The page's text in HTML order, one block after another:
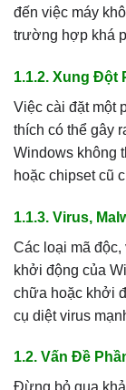
đến việc máy
trường hợp khá
1.1.2. Xung Đột
Việc cài đặt một
thích có thể gây
Windows không
hoặc chipset cũ
1.1.3. Virus,
Các loại mã độc,
khởi động của
chữa hoặc khởi
cụ diệt virus
1.2. Vấn Đề